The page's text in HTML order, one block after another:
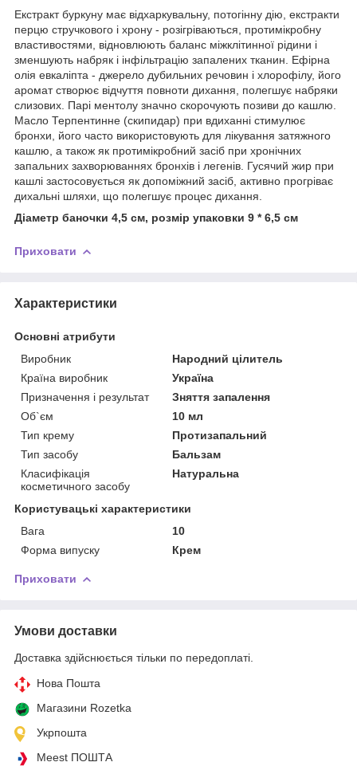
Екстракт буркуну має відхаркувальну, потогінну дію, екстракти
перцю стручкового і хрону - розігріваються, протимікробну
властивостями, відновлюють баланс міжклітинної рідини і
зменшують набряк і інфільтрацію запалених тканин. Ефірна
олія евкаліпта - джерело дубильних речовин і хлорофілу, його
аромат створює відчуття повноти дихання, полегшує набряки
слизових. Парі ментолу значно скорочують позиви до кашлю.
Масло Терпентинне (скипидар) при вдиханні стимулює
бронхи, його часто використовують для лікування затяжного
кашлю, а також як протимікробний засіб при хронічних
запальних захворюваннях бронхів і легенів. Гусячий жир при
кашлі застосовується як допоміжний засіб, активно прогріває
дихальні шляхи, що полегшує процес дихання.
Діаметр баночки 4,5 см, розмір упаковки 9 * 6,5 см
Приховати
Характеристики
Основні атрибути
Виробник
Народний цілитель
Країна виробник
Україна
Призначення і результат
Зняття запалення
Об`єм
10 мл
Тип крему
Протизапальний
Тип засобу
Бальзам
Класифікація
косметичного засобу
Натуральна
Користувацькі характеристики
Вага
10
Форма випуску
Крем
Приховати
Умови доставки
Доставка здійснюється тільки по передоплаті.
Нова Пошта
Магазини Rozetka
Укрпошта
Meest ПОШТА